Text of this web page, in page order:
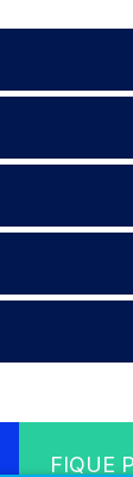
FIQUE